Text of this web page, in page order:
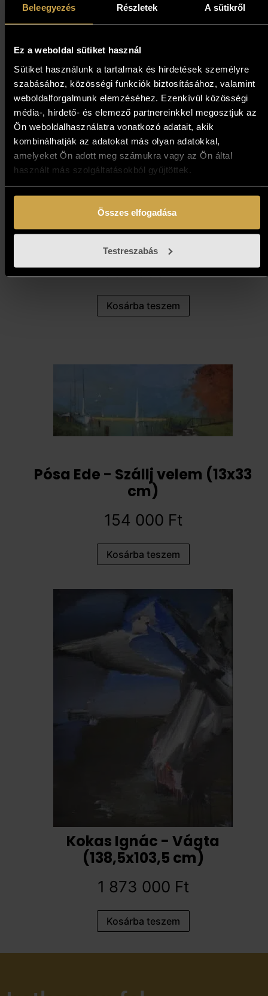
Beleegyezés Részletek A sütikről
Ez a weboldal sütiket használ
Sütiket használunk a tartalmak és hirdetések személyre
szabásához, közösségi funkciók biztosításához, valamint
weboldalforgalmunk elemzéséhez. Ezenkívül közösségi
média-, hirdető- és elemező partnereinkkel megosztjuk az
Ön weboldalhasználatra vonatkozó adatait, akik
kombinálhatják az adatokat más olyan adatokkal,
amelyeket Ön adott meg számukra vagy az Ön által
használt más szolgáltatásokból gyűjtöttek.
Összes elfogadása
Testreszabás
683 000
Koday László - Hideg van
(60x80 cm)
593 000Ft
Kosárba teszem
Pósa Ede - Szállj velem (13x33
cm)
154 000 Ft
Kosárba teszem
Kokas Ignác - Vágta
(138,5x103,5 cm)
1 873 000 Ft
Kosárba teszem